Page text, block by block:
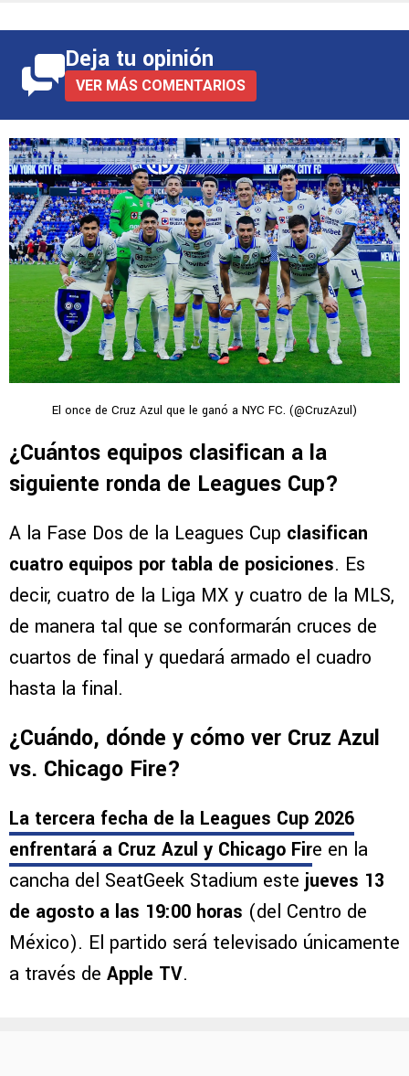
Deja tu opinión
VER MÁS COMENTARIOS
El once de Cruz Azul que le ganó a NYC FC. (@CruzAzul)
¿Cuántos equipos clasifican a la
siguiente ronda de Leagues Cup?
A la Fase Dos de la Leagues Cup clasifican
cuatro equipos por tabla de posiciones. Es
decir, cuatro de la Liga MX y cuatro de la MLS,
de manera tal que se conformarán cruces de
cuartos de final y quedará armado el cuadro
hasta la final.
¿Cuándo, dónde y cómo ver Cruz Azul
vs. Chicago Fire?
La tercera fecha de la Leagues Cup 2026
enfrentará a Cruz Azul y Chicago Fire en la
cancha del SeatGeek Stadium este jueves 13
de agosto a las 19:00 horas (del Centro de
México). El partido será televisado únicamente
a través de Apple TV.